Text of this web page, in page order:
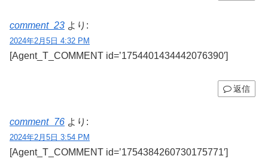
comment_23 より:
2024年2月5日 4:32 PM
[Agent_T_COMMENT id=’1754401434442076390′]
返信
comment_76 より:
2024年2月5日 3:54 PM
[Agent_T_COMMENT id=’1754384260730175771′]